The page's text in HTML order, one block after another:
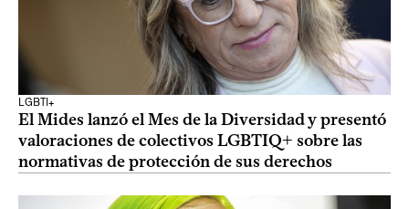
LGBTI+
El Mides lanzó el Mes de la Diversidad y presentó
valoraciones de colectivos LGBTIQ+ sobre las
normativas de protección de sus derechos